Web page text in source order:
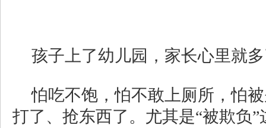
孩子上了幼儿园，家长心里就
怕吃不饱，怕不敢上厕所，怕
打了、抢东西了。尤其是“被欺